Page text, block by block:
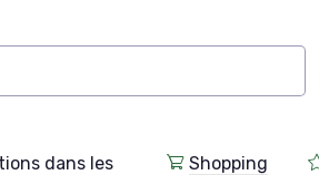
dans les
Shopping